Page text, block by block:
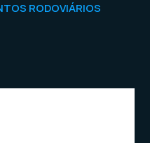
RODOVIÁRIOS